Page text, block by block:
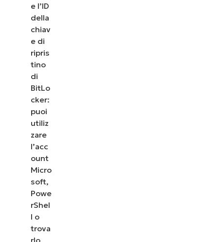
e l’ID
della
chiav
e di
ripris
tino
di
BitLo
cker:
puoi
utiliz
zare
l’acc
ount
Micro
soft,
Powe
rShel
l o
trova
rlo